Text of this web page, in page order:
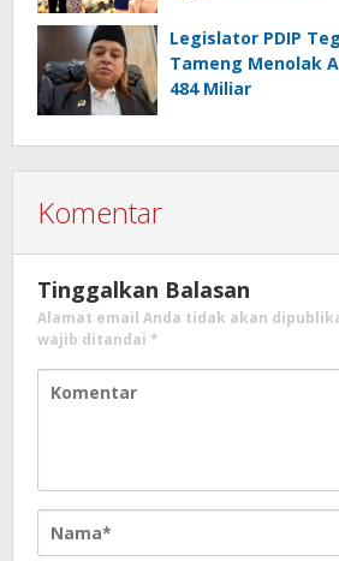
Legislator PDIP
Tameng Menolak
484 Miliar
Komentar
Tinggalkan Balasan
Alamat email Anda tidak akan
wajib ditandai *